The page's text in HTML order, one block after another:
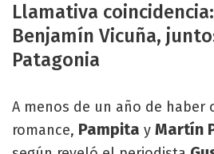
Llamativa
Benjamín Vicuña,
Patagonia
A menos de un año de haber
romance, Pampita y Martín